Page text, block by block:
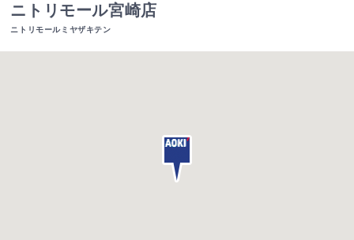
ニトリモール宮崎店
ニトリモールミヤザキテン